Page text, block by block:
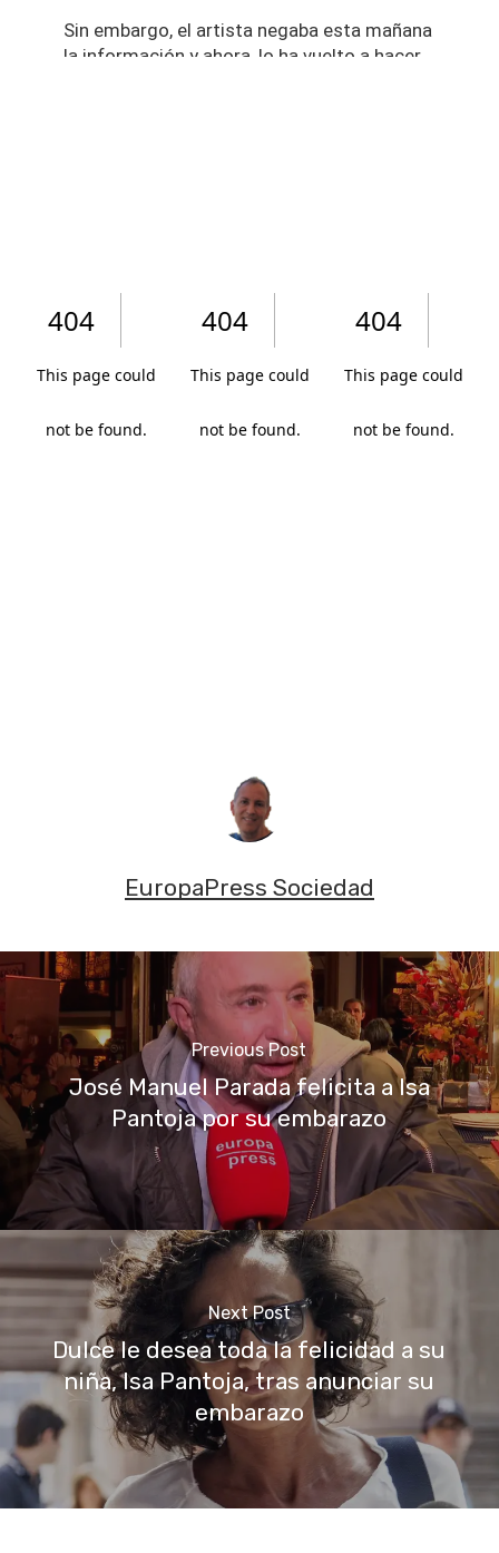
EuropaPress Sociedad
Previous Post
José Manuel Parada felicita a Isa
Pantoja por su embarazo
Next Post
Dulce le desea toda la felicidad a su
niña, Isa Pantoja, tras anunciar su
embarazo